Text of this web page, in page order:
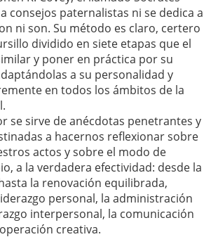
consejos paternalistas ni se dedica a
ni son. Su método es claro, certero
dividido en siete etapas que el
y poner en práctica por su
a su personalidad y
en todos los ámbitos de la
se sirve de anécdotas penetrantes y
a hacernos reflexionar sobre
actos y sobre el modo de
a la verdadera efectividad: desde la
la renovación equilibrada,
personal, la administración
interpersonal, la comunicación
creativa.